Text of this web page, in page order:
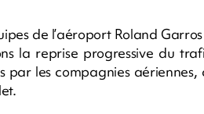
de l’aéroport Roland
la reprise progressive du
par les compagnies